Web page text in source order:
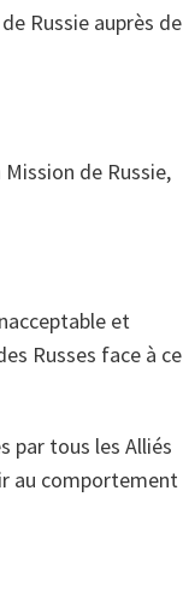
Russie auprès de
de Russie,
et
Russes face à ce
par tous les Alliés
au comportement